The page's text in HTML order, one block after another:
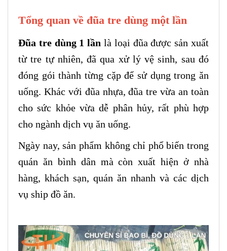
Tổng quan về đũa tre dùng một lần
Đũa tre dùng 1 lần là loại đũa được sản xuất
từ tre tự nhiên, đã qua xử lý vệ sinh, sau đó
đóng gói thành từng cặp để sử dụng trong ăn
uống. Khác với đũa nhựa, đũa tre vừa an toàn
cho sức khỏe vừa dễ phân hủy, rất phù hợp
cho ngành dịch vụ ăn uống.
Ngày nay, sản phẩm không chỉ phổ biến trong
quán ăn bình dân mà còn xuất hiện ở nhà
hàng, khách sạn, quán ăn nhanh và các dịch
vụ ship đồ ăn.